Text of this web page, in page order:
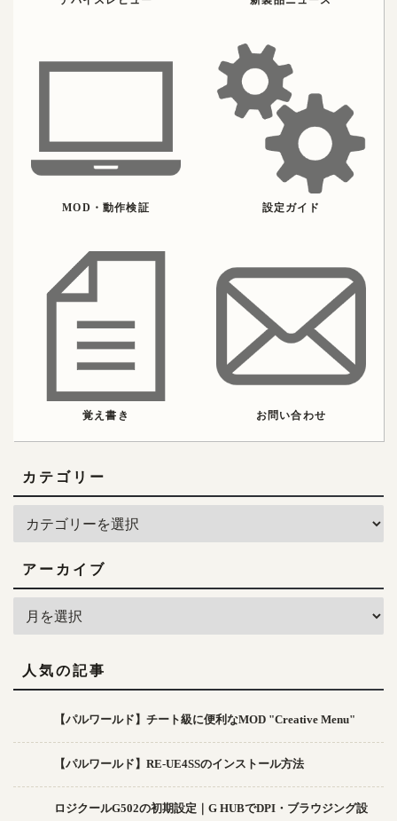
MOD・動作検証 設定ガイド
覚え書き お問い合わせ
カテゴリー
アーカイブ
人気の記事
【パルワールド】チート級に便利なMOD "Creative Menu"
【パルワールド】RE-UE4SSのインストール方法
ロジクールG502の初期設定｜G HUBでDPI・ブラウジング設